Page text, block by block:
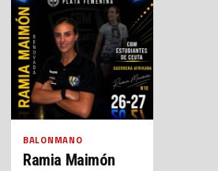
BALONMANO
Ramia Maimón